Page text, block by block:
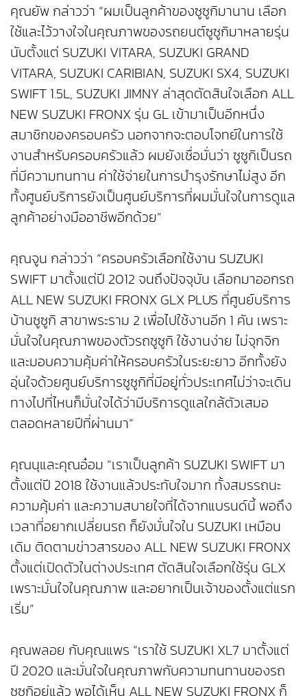
คุณยัพ กล่าวว่า “ผมเป็นลูกค้าของซูซูกิมานาน เลือก
ใช้และไว้วางใจในคุณภาพของรถยนต์ซูซูกิมาหลายรุ่น
นับตั้งแต่ SUZUKI VITARA, SUZUKI GRAND
VITARA, SUZUKI CARIBIAN, SUZUKI SX4, SUZUKI
SWIFT 1.5L, SUZUKI JIMNY ล่าสุดตัดสินใจเลือก ALL
NEW SUZUKI FRONX รุ่น GL เข้ามาเป็นอีกหนึ่ง
สมาชิกของครอบครัว นอกจากจะตอบโจทย์ในการใช้
งานสำหรับครอบครัวแล้ว ผมยังเชื่อมั่นว่า ซูซูกิเป็นรถ
ที่มีความทนทาน ค่าใช้จ่ายในการบำรุงรักษาไม่สูง อีก
ทั้งศูนย์บริการยังเป็นศูนย์บริการที่ผมมั่นใจในการดูแล
ลูกค้าอย่างมืออาชีพอีกด้วย”
คุณจูน กล่าวว่า “ครอบครัวเลือกใช้งาน SUZUKI
SWIFT มาตั้งแต่ปี 2012 จนถึงปัจจุบัน เลือกมาออกรถ
ALL NEW SUZUKI FRONX GLX PLUS ที่ศูนย์บริการ
บ้านซูซูกิ สาขาพระราม 2 เพื่อไปใช้งานอีก 1 คัน เพราะ
มั่นใจในคุณภาพของตัวรถซูซูกิ ใช้งานง่าย ไม่จุกจิก
และมอบความคุ้มค่าให้ครอบครัวในระยะยาว อีกทั้งยัง
อุ่นใจด้วยศูนย์บริการซูซูกิที่มีอยู่ทั่วประเทศไม่ว่าจะเดิน
ทางไปที่ไหนก็มั่นใจได้ว่ามีบริการดูแลใกล้ตัวเสมอ
ตลอดหลายปีที่ผ่านมา”
คุณนุและคุณอ๋อม “เราเป็นลูกค้า SUZUKI SWIFT มา
ตั้งแต่ปี 2018 ใช้งานแล้วประทับใจมาก ทั้งสมรรถนะ
ความคุ้มค่า และความสบายใจที่ได้จากแบรนด์นี้ พอถึง
เวลาที่อยากเปลี่ยนรถ ก็ยังมั่นใจใน SUZUKI เหมือน
เดิม ติดตามข่าวสารของ ALL NEW SUZUKI FRONX
ตั้งแต่เปิดตัวในต่างประเทศ ตัดสินใจเลือกใช้รุ่น GLX
เพราะมั่นใจในคุณภาพ และอยากเป็นเจ้าของตั้งแต่แรก
เริ่ม”
คุณพลอย กับคุณแพร “เราใช้ SUZUKI XL7 มาตั้งแต่
ปี 2020 และมั่นใจในคุณภาพกับความทนทานของรถ
ซูซูกิอยู่แล้ว พอได้เห็น ALL NEW SUZUKI FRONX ก็